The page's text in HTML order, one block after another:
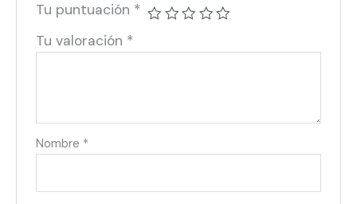
Tu puntuación *
Tu valoración *
Nombre *